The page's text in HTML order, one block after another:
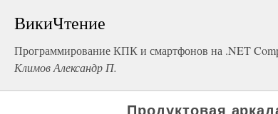
ВикиЧтение
Программирование КПК и смартфонов на .NET
Климов Александр П.
Продуктовая